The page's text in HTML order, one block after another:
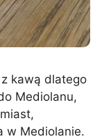
z kawą dlatego
Mediolanu,
w Mediolanie.